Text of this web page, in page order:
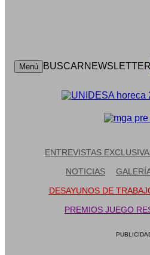
Menú BUSCARNEWSLETTER
ENTREVISTAS
NOTICIAS
DESAYUNOS DE
PREMIOS JUEGO